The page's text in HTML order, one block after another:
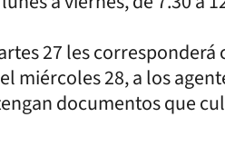
27 les
miércoles 28, a los
documentos que